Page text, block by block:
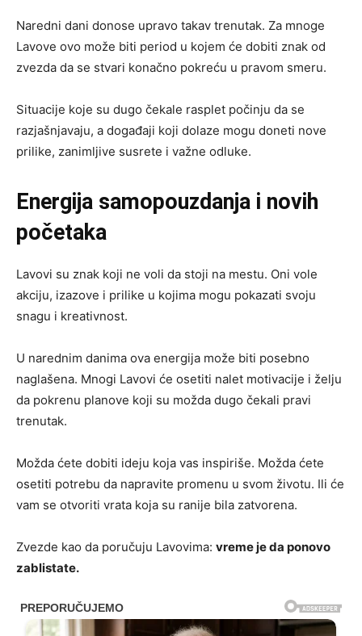
Naredni dani donose upravo takav trenutak. Za mnoge
Lavove ovo može biti period u kojem će dobiti znak od
zvezda da se stvari konačno pokreću u pravom smeru.
Situacije koje su dugo čekale rasplet počinju da se
razjašnjavaju, a događaji koji dolaze mogu doneti nove
prilike, zanimljive susrete i važne odluke.
Energija samopouzdanja i novih
početaka
Lavovi su znak koji ne voli da stoji na mestu. Oni vole
akciju, izazove i prilike u kojima mogu pokazati svoju
snagu i kreativnost.
U narednim danima ova energija može biti posebno
naglašena. Mnogi Lavovi će osetiti nalet motivacije i želju
da pokrenu planove koji su možda dugo čekali pravi
trenutak.
Možda ćete dobiti ideju koja vas inspiriše. Možda ćete
osetiti potrebu da napravite promenu u svom životu. Ili će
vam se otvoriti vrata koja su ranije bila zatvorena.
Zvezde kao da poručuju Lavovima: vreme je da ponovo
zablistate.